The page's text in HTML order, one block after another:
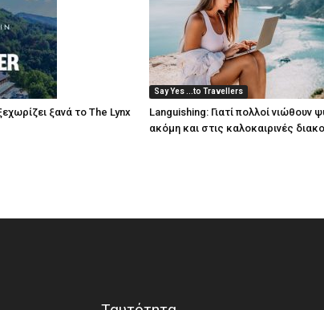
ξανά το The Lynx
Say Yes ...to Travellers
Languishing: Γιατί πολλοί νιώθουν
ακόμη και στις καλοκαιρινές